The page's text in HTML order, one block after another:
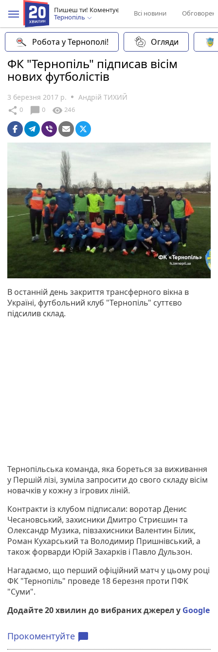
Пишеш ти! Коментує
Тернопіль
Всі новини
Робота у Тернополі! Огляди
ФК "Тернопіль" підписав вісім
нових футболістів
3 березня 2017 р. Андрій ТИХИЙ
share 0 chat_bubble 0 visibility 246
В останній день закриття трансферного вікна в
Україні, футбольний клуб "Тернопіль" суттєво
підсилив склад.
Тернопільська команда, яка бореться за виживання
у Першій лізі, зуміла запросити до свого складу вісім
новачків у кожну з ігрових ліній.
Контракти із клубом підписали: воротар Денис
Чесановський, захисники Дмитро Стриєшин та
Олександр Музика, півзахисники Валентин Білик,
Роман Кухарський та Володимир Пришнівський, а
також форварди Юрій Захарків і Павло Дульзон.
Нагадаємо, що перший офіційний матч у цьому році
ФК "Тернопіль" проведе 18 березня проти ПФК
"Суми".
Додайте 20 хвилин до вибраних джерел у Google
Прокоментуйте chat_bubble